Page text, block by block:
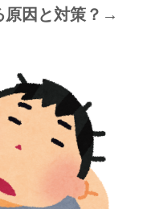
原因と対策？→